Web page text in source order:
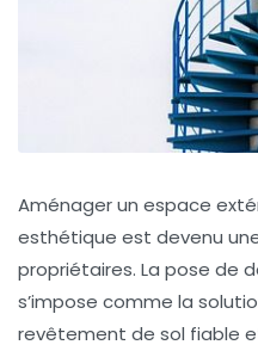
Aménager un espace
esthétique est devenu
propriétaires. La pose de
s’impose comme la
revêtement de sol fiable